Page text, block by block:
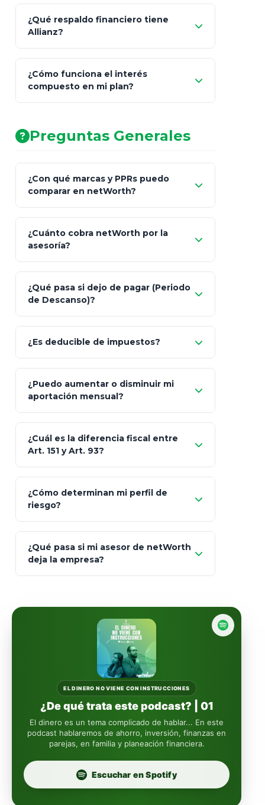
¿Qué respaldo financiero tiene
Allianz?
AA (Muy Fuerte)
¿Cómo funciona el interés
compuesto en mi plan?
Preguntas Generales
¿Con qué marcas y PPRs puedo
comparar en netWorth?
GNP (Proyecta)
Seguros Monterrey
Skandia (Crea)
MetLife (MetaLife)
Prudential
Fintual
Principal
Sura
Insignia Life
Profuturo
¿Cuánto cobra netWorth por la
asesoría?
¿Qué pasa si dejo de pagar (Periodo
de Descanso)?
¿Es deducible de impuestos?
¿Puedo aumentar o disminuir mi
aportación mensual?
¿Cuál es la diferencia fiscal entre
Art. 151 y Art. 93?
Art.
93
totalmente
libres de impuestos
¿Cómo determinan mi perfil de
riesgo?
¿Qué pasa si mi asesor de netWorth
deja la empresa?
automáticamente
EL DINERO NO VIENE CON INSTRUCCIONES
¿De qué trata este podcast? | 01
El dinero es un tema complicado de hablar... En este
podcast hablaremos de ahorro, inversión, finanzas en
parejas, en familia y planeación financiera.
Escuchar en Spotify